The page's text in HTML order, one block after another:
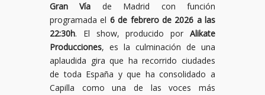
Gran Vía de Madrid con función
programada el 6 de febrero de 2026 a las
22:30h. El show, producido por Alikate
Producciones, es la culminación de una
aplaudida gira que ha recorrido ciudades
de toda España y que ha consolidado a
Capilla como una de las voces más